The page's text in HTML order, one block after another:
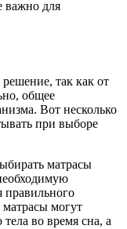
важно для
так как от
общее
Вот несколько
при выборе
матрасы
правильного
могут
во время сна, а